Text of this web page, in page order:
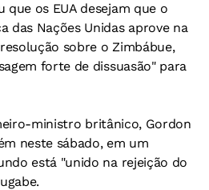
que os EUA desejam que o
das Nações Unidas aprove na
sobre o Zimbábue,
forte de dissuasão" para
ministro britânico, Gordon
neste sábado, em um
está "unido na rejeição do